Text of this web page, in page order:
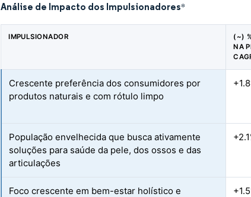
Análise de Impacto dos Impulsionadores*
IMPULSIONADOR
(~)
NA
Crescente preferência dos consumidores por
produtos naturais e com rótulo limpo
População envelhecida que busca ativamente
soluções para saúde da pele, dos ossos e das
articulações
Foco crescente em bem-estar holístico e